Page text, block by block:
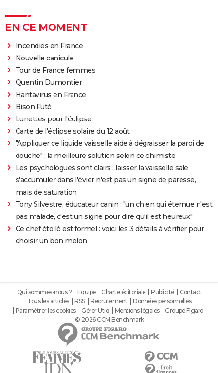
EN CE MOMENT
Incendies en France
Nouvelle canicule
Tour de France femmes
Quentin Dumontier
Hantavirus en France
Bison Futé
Lunettes pour l'éclipse
Carte de l'éclipse solaire du 12 août
"Appliquer ce liquide vaisselle aide à dégraisser la paroi de
douche" : la meilleure solution selon ce chimiste
Les psychologues sont clairs : laisser la vaisselle sale
s'accumuler dans l'évier n'est pas un signe de paresse,
mais de saturation
Tony Silvestre, éducateur canin : "un chien qui éternue n'est
pas malade, c'est un signe pour dire qu'il est heureux"
Ce chef étoilé est formel : voici les 3 détails à vérifier pour
choisir un bon melon
Qui sommes-nous ? Equipe Charte éditoriale Publicité
Contact
Tous les articles
RSS Recrutement
Données personnelles
Paramétrer les cookies
Gérer Utiq Mentions légales
Groupe Figaro
© 2026 CCM Benchmark